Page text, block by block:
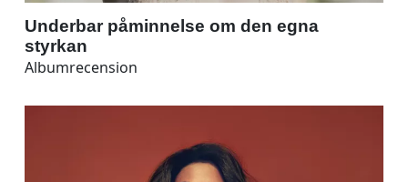
Underbar påminnelse om den egna
styrkan
Albumrecension